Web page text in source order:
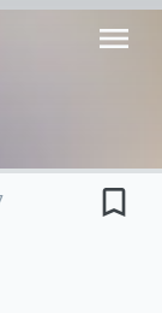
menu
bookmark_border